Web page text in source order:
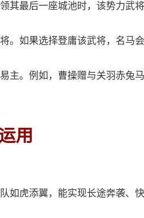
其最后一座城池时，该势力武
。如果选择登庸该武将，名马
主。例如，曹操赠与关羽赤兔
用
如虎添翼，能实现长途奔袭、